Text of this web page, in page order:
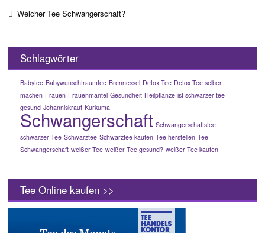
Welcher Tee Schwangerschaft?
Schlagwörter
Babytee Babywunschtraumtee Brennessel Detox Tee Detox Tee selber
machen Frauen Frauenmantel Gesundheit Heilpflanze ist schwarzer tee
gesund Johanniskraut Kurkuma
Schwangerschaft Schwangerschaftstee
schwarzer Tee Schwarztee Schwarztee kaufen Tee herstellen Tee
Schwangerschaft weißer Tee weißer Tee gesund? weißer Tee kaufen
Tee Online kaufen >>